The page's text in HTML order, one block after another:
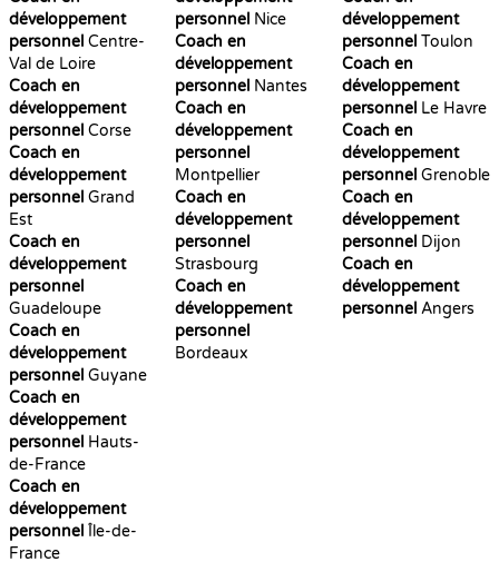
développement
personnel Centre-
Val de Loire
Coach en
développement
personnel Corse
Coach en
développement
personnel Grand
Est
Coach en
développement
personnel
Guadeloupe
Coach en
développement
personnel Guyane
Coach en
développement
personnel Hauts-
de-France
Coach en
développement
personnel Île-de-
France
personnel Nice
Coach en
développement
personnel Nantes
Coach en
développement
personnel
Montpellier
Coach en
développement
personnel
Strasbourg
Coach en
développement
personnel
Bordeaux
développement
personnelToulon
Coach en
développement
personnelLe Havre
Coach en
développement
personnelGrenoble
Coach en
développement
personnelDijon
Coach en
développement
personnelAngers